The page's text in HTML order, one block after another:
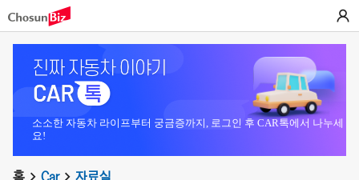
소소한 자동차 라이프부터 궁금증까지, 로그인 후 CAR톡에서 나누세
요!
홈 Car 자료실